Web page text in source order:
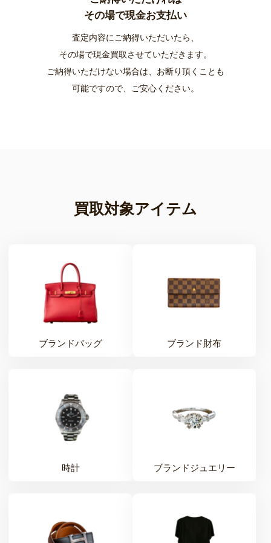
その場で現金お支払い
査定内容にご納得いただいたら、
その場で現金買取させていただきます。
ご納得いただけない場合は、お断り頂くことも
可能ですので、ご安心ください。
買取対象アイテム
ブランドバッグ ブランド財布
時計 ブランドジュエリー